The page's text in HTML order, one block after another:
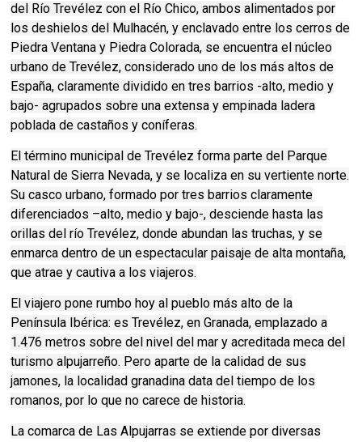
del Río Trevélez con el Río Chico, ambos alimentados por
los deshielos del Mulhacén, y enclavado entre los cerros de
Piedra Ventana y Piedra Colorada, se encuentra el núcleo
urbano de Trevélez, considerado uno de los más altos de
España, claramente dividido en tres barrios -alto, medio y
bajo- agrupados sobre una extensa y empinada ladera
poblada de castaños y coníferas.
El término municipal de Trevélez forma parte del Parque
Natural de Sierra Nevada, y se localiza en su vertiente norte.
Su casco urbano, formado por tres barrios claramente
diferenciados –alto, medio y bajo-, desciende hasta las
orillas del río Trevélez, donde abundan las truchas, y se
enmarca dentro de un espectacular paisaje de alta montaña,
que atrae y cautiva a los viajeros.
El viajero pone rumbo hoy al pueblo más alto de la
Península Ibérica: es Trevélez, en Granada, emplazado a
1.476 metros sobre del nivel del mar y acreditada meca del
turismo alpujarreño. Pero aparte de la calidad de sus
jamones, la localidad granadina data del tiempo de los
romanos, por lo que no carece de historia.
La comarca de Las Alpujarras se extiende por diversas